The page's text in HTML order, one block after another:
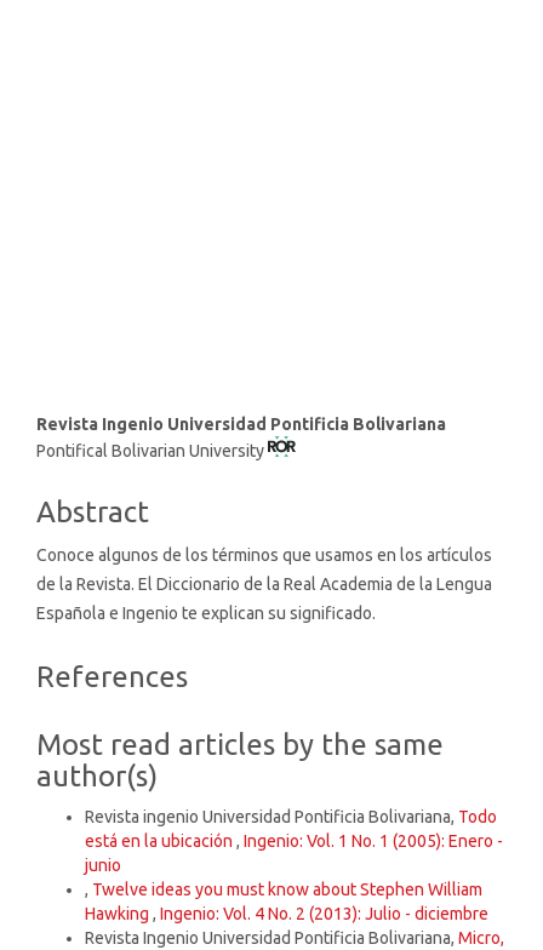
Main
Article
Revista Ingenio Universidad Pontificia Bolivariana
Pontifical Bolivarian University
Abstract
Conoce algunos de los términos que usamos en los artículos
de la Revista. El Diccionario de la Real Academia de la Lengua
Española e Ingenio te explican su significado.
Article
References
Most read articles by the same
author(s)
Revista ingenio Universidad Pontificia Bolivariana, Todo
está en la ubicación , Ingenio: Vol. 1 No. 1 (2005): Enero -
junio
, Twelve ideas you must know about Stephen William
Hawking , Ingenio: Vol. 4 No. 2 (2013): Julio - diciembre
Revista Ingenio Universidad Pontificia Bolivariana, Micro,